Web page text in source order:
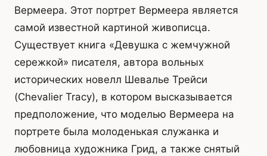
Вермеера. Этот портрет Вермеера является
самой известной картиной живописца.
Существует книга «Девушка с жемчужной
сережкой» писателя, автора вольных
исторических новелл Шевалье Трейси
(Chevalier Tracy), в котором высказывается
предположение, что моделью Вермеера на
портрете была молоденькая служанка и
любовница художника Грид, а также снятый